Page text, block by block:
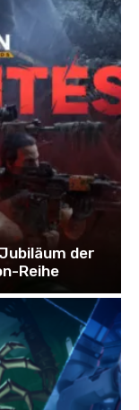
der
Reihe